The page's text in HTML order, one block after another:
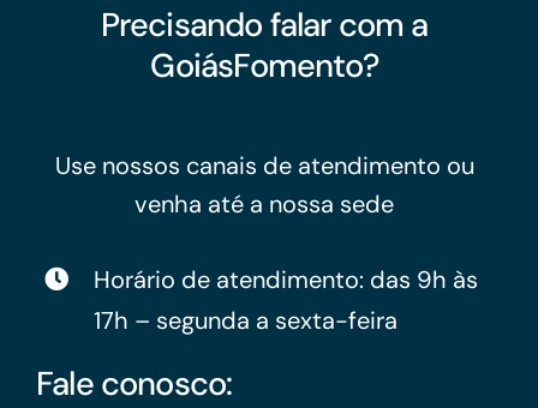
Precisando falar com a
GoiásFomento?
Use nossos canais de atendimento ou
venha até a nossa sede
Horário de atendimento: das 9h às
17h – segunda a sexta-feira
Fale conosco: